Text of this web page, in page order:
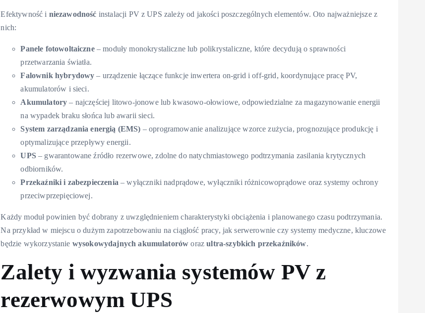
Efektywność i niezawodność instalacji PV z UPS zależy od jakości poszczególnych elementów. Oto najważniejsze z
nich:
Panele fotowoltaiczne– moduły monokrystaliczne lub polikrystaliczne, które decydują o sprawności
przetwarzania światła.
Falownik hybrydowy – urządzenie łączące funkcje inwertera on-grid i off-grid, koordynujące pracę PV,
akumulatorów i sieci.
Akumulatory – najczęściej litowo-jonowe lub kwasowo-ołowiowe, odpowiedzialne za magazynowanie energii
na wypadek braku słońca lub awarii sieci.
System zarządzania energią (EMS) – oprogramowanie analizujące wzorce zużycia, prognozujące produkcję i
optymalizujące przepływy energii.
UPS– gwarantowane źródło rezerwowe, zdolne do natychmiastowego podtrzymania zasilania krytycznych
odbiorników.
Przekaźniki i zabezpieczenia – wyłączniki nadprądowe, wyłączniki różnicowoprądowe oraz systemy ochrony
przeciwprzepięciowej.
Każdy moduł powinien być dobrany z uwzględnieniem charakterystyki obciążenia i planowanego czasu podtrzymania.
Na przykład w miejscu o dużym zapotrzebowaniu na ciągłość pracy, jak serwerownie czy systemy medyczne, kluczowe
będzie wykorzystanie wysokowydajnych akumulatorów orazultra-szybkich przekaźników.
Zalety i wyzwania systemów PV z
rezerwowym UPS